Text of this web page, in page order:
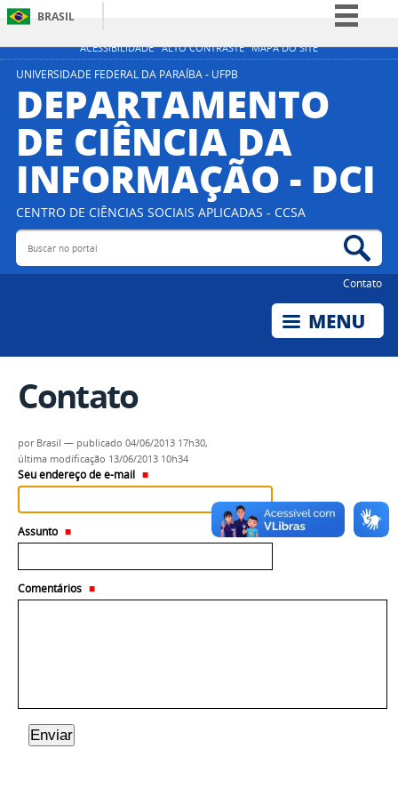
ACESSIBILIDADE ALTO CONTRASTE MAPA DO SITE
BRASIL
Simplifique!
Participe
Acesso à informação
Legislação
Canais
UNIVERSIDADE FEDERAL DA PARAÍBA - UFPB
DEPARTAMENTO
DE CIÊNCIA DA
INFORMAÇÃO - DCI
CENTRO DE CIÊNCIAS SOCIAIS APLICADAS - CCSA
Buscar no portal
Contato
Contato
por Brasil — publicado 04/06/2013 17h30,
última modificação 13/06/2013 10h34
Seu endereço de e-mail
Assunto
Comentários